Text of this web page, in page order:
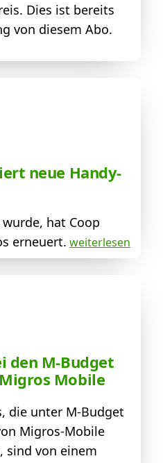
Dies ist bereits
von diesem Abo.
neue Handy-
hat Coop
erneuert. weiterlesen
den M-Budget
Mobile
die unter M-Budget
Migros-Mobile
sind von einem